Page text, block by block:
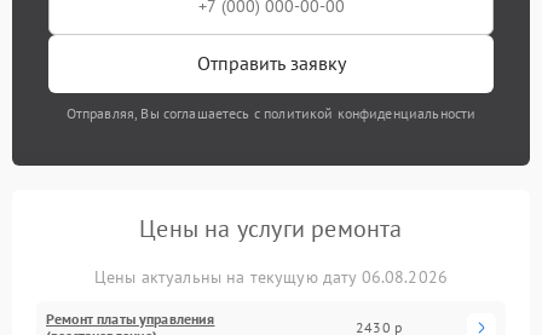
Отправить заявку
Отправляя, Вы соглашаетесь с политикой конфиденциальности
Цены на услуги ремонта
Цены актуальны на текущую дату 06.08.2026
Ремонт платы управления
2430 р